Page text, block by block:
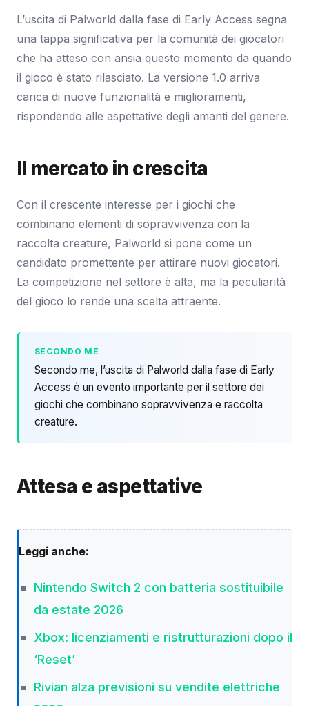
L’uscita di Palworld dalla fase di Early Access segna
una tappa significativa per la comunità dei giocatori
che ha atteso con ansia questo momento da quando
il gioco è stato rilasciato. La versione 1.0 arriva
carica di nuove funzionalità e miglioramenti,
rispondendo alle aspettative degli amanti del genere.
Il mercato in crescita
Con il crescente interesse per i giochi che
combinano elementi di sopravvivenza con la
raccolta creature, Palworld si pone come un
candidato promettente per attirare nuovi giocatori.
La competizione nel settore è alta, ma la peculiarità
del gioco lo rende una scelta attraente.
SECONDO ME
Secondo me, l’uscita di Palworld dalla fase di Early
Access è un evento importante per il settore dei
giochi che combinano sopravvivenza e raccolta
creature.
Attesa e aspettative
Leggi anche:
Nintendo Switch 2 con batteria sostituibile
da estate 2026
Xbox: licenziamenti e ristrutturazioni dopo il
‘Reset’
Rivian alza previsioni su vendite elettriche